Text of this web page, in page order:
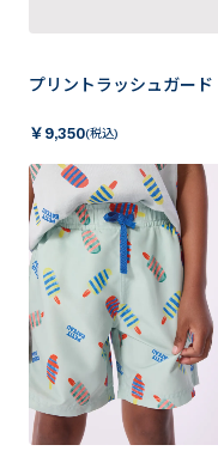
プリントラッシュガード
￥ 9,350(税込)